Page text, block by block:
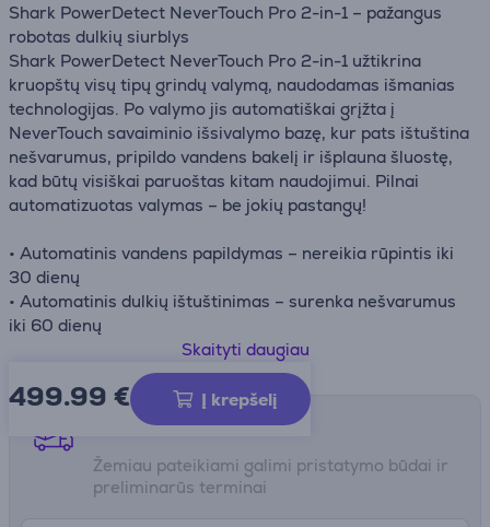
Shark PowerDetect NeverTouch Pro 2-in-1 – pažangus
robotas dulkių siurblys
Shark PowerDetect NeverTouch Pro 2-in-1 užtikrina
kruopštų visų tipų grindų valymą, naudodamas išmanias
technologijas. Po valymo jis automatiškai grįžta į
NeverTouch savaiminio išsivalymo bazę, kur pats ištuština
nešvarumus, pripildo vandens bakelį ir išplauna šluostę,
kad būtų visiškai paruoštas kitam naudojimui. Pilnai
automatizuotas valymas – be jokių pastangų!
• Automatinis vandens papildymas – nereikia rūpintis iki
30 dienų
• Automatinis dulkių ištuštinimas – surenka nešvarumus
iki 60 dienų
• Savaiminis šluostės išvalymas – po kiekvieno naudojimo
išplauna ir išdžiovina
• Išmanus kliūčių atpažinimas – lengvai įveikia slenksčius
ir išvengia įstrigimo
• Komplektacija: 1 „PowerDetect“ robotas, 1 „NeverTouch“
bazė, 1 kvapų mažinimo kasetė, 3 plaunamos
antimikrobinės šluostės, 1 šoninis šepetėlis, 1 filtras
Skaityti daugiau
499.99 € Į krepšelį
Pristatymo būdai
Žemiau pateikiami galimi pristatymo būdai ir
preliminarūs terminai